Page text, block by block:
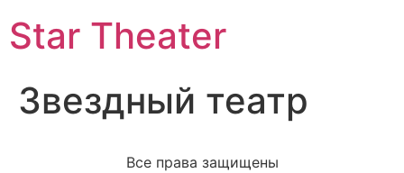
Star Theater
Звездный театр
Все права защищены